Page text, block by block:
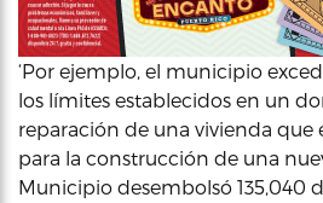
‘Por ejemplo, el municipio
los límites establecidos en un
reparación de una vivienda que
para la construcción de una
Municipio desembolsó 135,040